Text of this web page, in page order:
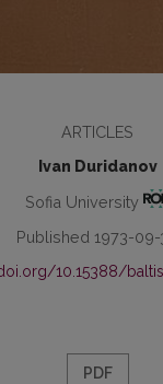
ARTICLES
Ivan Duridanov
Sofia University
Published 1973-09-
10.15388/
PDF